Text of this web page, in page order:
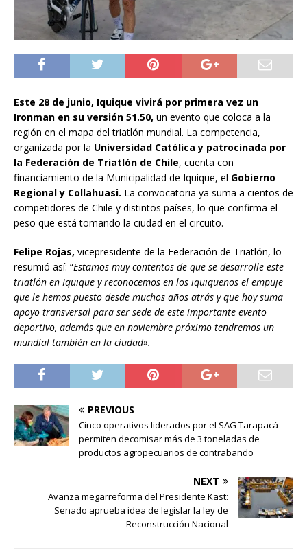
Este 28 de junio, Iquique vivirá por primera vez un
Ironman en su versión 51.50, un evento que coloca a la
región en el mapa del triatlón mundial. La competencia,
organizada por la Universidad Católica y patrocinada por
la Federación de Triatlón de Chile, cuenta con
financiamiento de la Municipalidad de Iquique, el Gobierno
Regional y Collahuasi. La convocatoria ya suma a cientos de
competidores de Chile y distintos países, lo que confirma el
peso que está tomando la ciudad en el circuito.
Felipe Rojas, vicepresidente de la Federación de Triatlón, lo
resumió así: “Estamos muy contentos de que se desarrolle este
triatlón en Iquique y reconocemos en los iquiqueños el empuje
que le hemos puesto desde muchos años atrás y que hoy suma
apoyo transversal para ser sede de este importante evento
deportivo, además que en noviembre próximo tendremos un
mundial también en la ciudad».
PREVIOUS
Cinco operativos liderados por el SAG Tarapacá
permiten decomisar más de 3 toneladas de
productos agropecuarios de contrabando
NEXT
Avanza megarreforma del Presidente Kast:
Senado aprueba idea de legislar la ley de
Reconstrucción Nacional